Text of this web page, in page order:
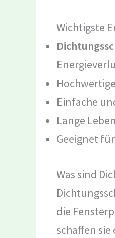
Wichtigste
Hochwertige
Einfache
Lange
Geeignet
Was sind
die
schaffen